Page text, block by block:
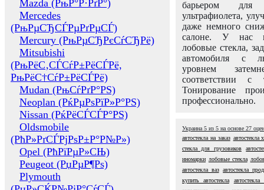
Mazda (РњР°Р·РґР°)
Mercedes
(РњРµСЂСЃРµРґРµСЃ)
Mercury (РњРµСЂРєСѓСЂРё)
Mitsubishi
(РњРёС‚СЃСѓР±РёСЃРё,
РњРёС†СѓР±РёСЃРё)
Mudan (РњСѓРґР°РЅ)
Neoplan (РќРµРѕРїР»Р°РЅ)
Nissan (РќРёСЃСЃР°РЅ)
Oldsmobile
(РћР»РґСЃРјРѕР±Р°Р№Р»)
Opel (РћРїРµР»СЊ)
Peugeot (РџРµР¶Рѕ)
Plymouth
барьером для
ультрафиолета,
даже немного
салоне. У нас
лобовые стекла,
автомобиля с
уровнем
соответствии с
Тонирование
профессионально.
Украина 5 из 5 на основе 27
автостекла на заказ автостекла
стекла для грузовиков
иномарки лобовые стекла
автостекла ваз автостекла
купить автостекла
автостекла